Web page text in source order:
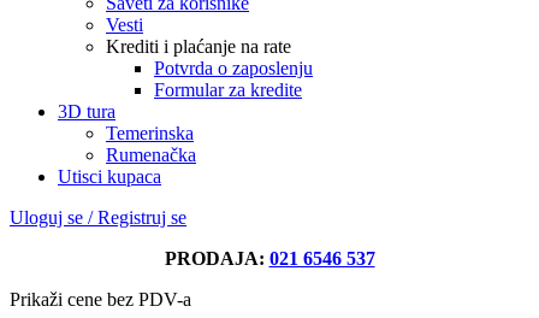
Vesti
Krediti i plaćanje na rate
Potvrda o zaposlenju
Formular za kredite
3D tura
Temerinska
Rumenačka
Utisci kupaca
Uloguj se / Registruj se
PRODAJA: 021 6546 537
Prikaži cene bez PDV-a